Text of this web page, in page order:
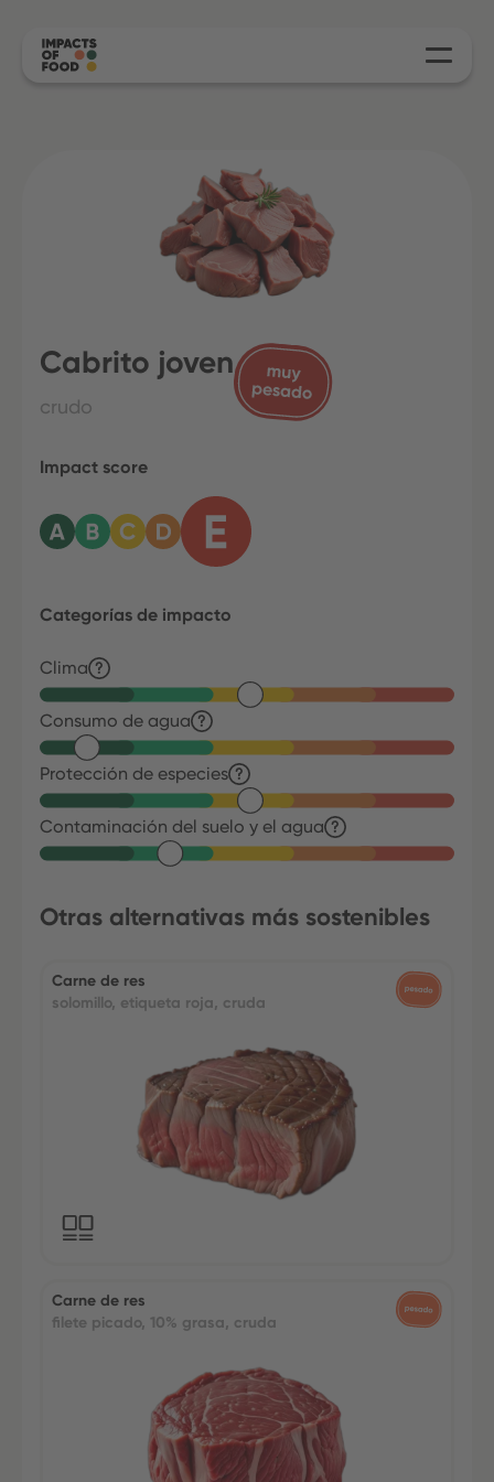
Cabrito joven
crudo
Impact score
Categorías de impacto
Clima
Consumo de agua
Protección de especies
Contaminación del suelo y el agua
Otras alternativas más sostenibles
Carne de res
solomillo, etiqueta roja, cruda
Carne de res
filete picado, 10% grasa, cruda